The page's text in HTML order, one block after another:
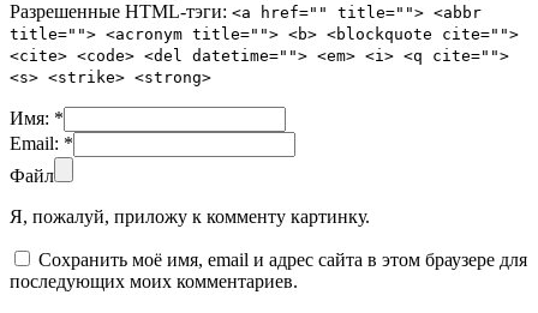
Разрешенные HTML-тэги: <a href="" title=""> <abbr
title=""> <acronym title=""> <b> <blockquote cite="">
<cite> <code> <del datetime=""> <em> <i> <q cite="">
<s> <strike> <strong>
Имя: *
Email: *
Файл
Я, пожалуй, приложу к комменту картинку.
Сохранить моё имя, email и адрес сайта в этом браузере для
последующих моих комментариев.